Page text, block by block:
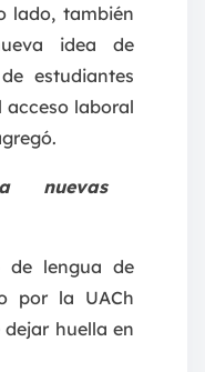
lado, también
idea de
estudiantes
acceso laboral
nuevas
de lengua de
por la UACh
huella en